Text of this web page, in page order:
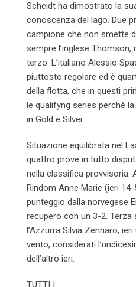
Scheidt ha dimostrato la
conoscenza del lago. Due
campione che non smette
sempre l’inglese
terzo. L’italiano Alessio
piuttosto regolare ed è
della flotta, che in questi
le qualifyng series perchè
in Gold e Silver.
Situazione equilibrata nel
quattro prove in tutto
nella classifica provvisoria.
Rindom Anne Marie (ieri
punteggio dalla norvegese
recupero con un 3-2. Terza
l’Azzurra Silvia Zennaro,
vento, considerati
dell’altro ieri.
TUTTI I